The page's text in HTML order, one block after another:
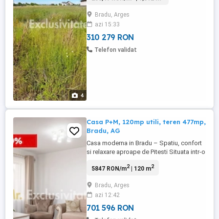
4
dezmembra in 2 sau 3 loturi. Toate
utilitatile inclusiv gazele, sunt in
apropierea terenului,. ...
Bradu, Arges
azi 15:33
310 279 RON
Telefon validat
Casa P+M, 120mp utili, teren 477mp,
Bradu, AG
Casa moderna in Bradu – Spatiu, confort
si relaxare aproape de Pitesti Situata intr-o
la doar cateva minute de Pitesti, aceasta
echilibrata pentru cei care cauta linistea
de la marginea orasului fara a face
compromisuri la ...
5847 RON/m2| 120 m2
Bradu, Arges
azi 12:42
701 596 RON